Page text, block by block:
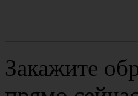
Закажите